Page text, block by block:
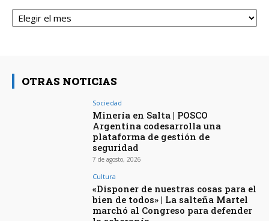
Archivos
OTRAS NOTICIAS
Sociedad
Minería en Salta | POSCO
Argentina codesarrolla una
plataforma de gestión de
seguridad
7 de agosto, 2026
Cultura
«Disponer de nuestras cosas para el
bien de todos» | La salteña Martel
marchó al Congreso para defender